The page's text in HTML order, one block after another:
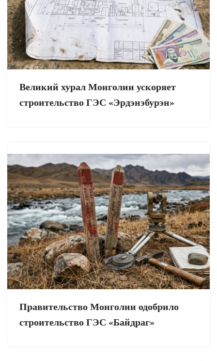
Великий хурал Монголии ускоряет
строительство ГЭС «Эрдэнэбурэн»
Правительство Монголии одобрило
строительство ГЭС «Байдраг»